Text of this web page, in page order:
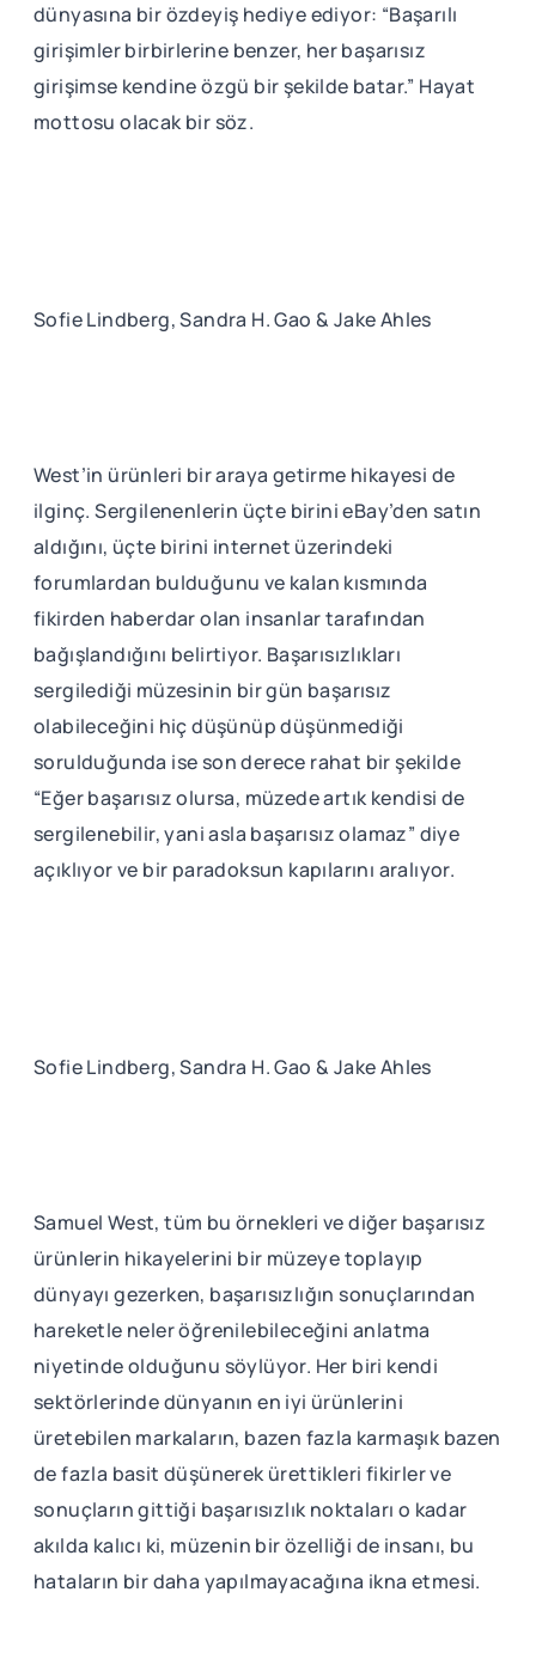
dünyasına bir özdeyiş hediye ediyor: “Başarılı
girişimler birbirlerine benzer, her başarısız
girişimse kendine özgü bir şekilde batar.” Hayat
mottosu olacak bir söz.
Sofie Lindberg, Sandra H. Gao & Jake Ahles
West’in ürünleri bir araya getirme hikayesi de
ilginç. Sergilenenlerin üçte birini eBay’den satın
aldığını, üçte birini internet üzerindeki
forumlardan bulduğunu ve kalan kısmında
fikirden haberdar olan insanlar tarafından
bağışlandığını belirtiyor. Başarısızlıkları
sergilediği müzesinin bir gün başarısız
olabileceğini hiç düşünüp düşünmediği
sorulduğunda ise son derece rahat bir şekilde
“Eğer başarısız olursa, müzede artık kendisi de
sergilenebilir, yani asla başarısız olamaz” diye
açıklıyor ve bir paradoksun kapılarını aralıyor.
Sofie Lindberg, Sandra H. Gao & Jake Ahles
Samuel West, tüm bu örnekleri ve diğer başarısız
ürünlerin hikayelerini bir müzeye toplayıp
dünyayı gezerken, başarısızlığın sonuçlarından
hareketle neler öğrenilebileceğini anlatma
niyetinde olduğunu söylüyor. Her biri kendi
sektörlerinde dünyanın en iyi ürünlerini
üretebilen markaların, bazen fazla karmaşık bazen
de fazla basit düşünerek ürettikleri fikirler ve
sonuçların gittiği başarısızlık noktaları o kadar
akılda kalıcı ki, müzenin bir özelliği de insanı, bu
hataların bir daha yapılmayacağına ikna etmesi.